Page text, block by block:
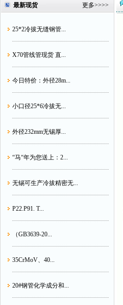
最新现货 更多>>>>
25*2冷拔无缝钢管...
X70管线管现货 直...
今日特价：外径28m...
小口径25*6冷拔无...
外径232mm无锡厚...
“马“年为您送上：2...
无锡可生产冷拔精密无...
P22.P91. T...
（GB3639-20...
35CrMoV、40...
20#钢管化学成分和...